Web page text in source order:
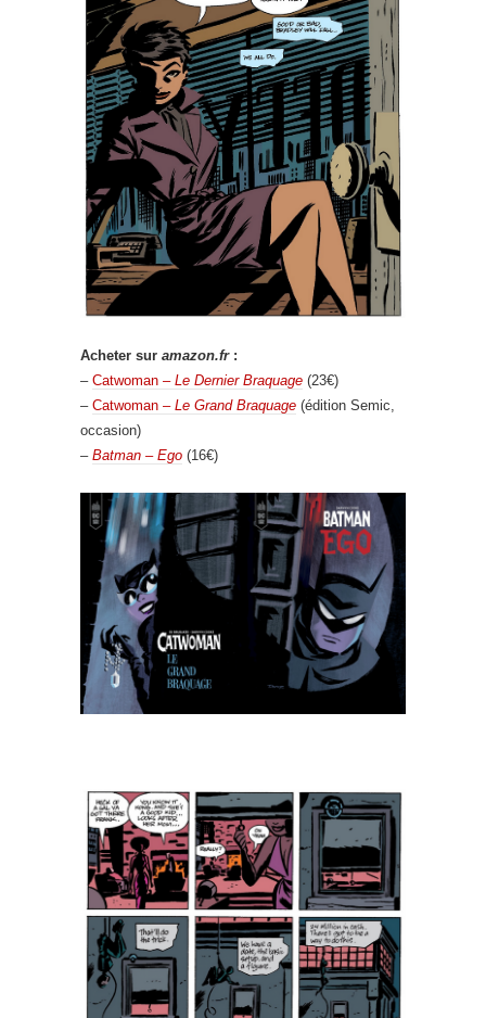
Acheter sur amazon.fr:
– Catwoman – Le Dernier Braquage (23€)
– Catwoman – Le Grand Braquage (édition Semic,
occasion)
– Batman – Ego (16€)